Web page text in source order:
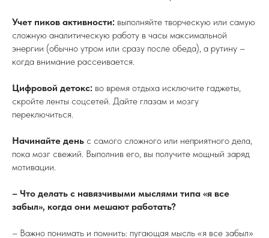
Учет пиков активности: выполняйте творческую или самую
сложную аналитическую работу в часы максимальной
энергии (обычно утром или сразу после обеда), а рутину –
когда внимание рассеивается.
Цифровой детокс: во время отдыха исключите гаджеты,
скройте ленты соцсетей. Дайте глазам и мозгу
переключиться.
Начинайте день с самого сложного или неприятного дела,
пока мозг свежий. Выполнив его, вы получите мощный заряд
мотивации.
– Что делать с навязчивыми мыслями типа «я все
забыл», когда они мешают работать?
– Важно понимать и помнить: пугающая мысль «я все забыл»